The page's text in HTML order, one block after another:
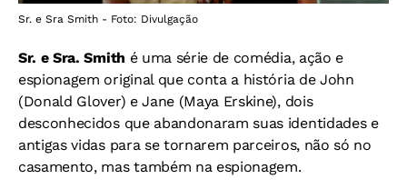
Sr. e Sra Smith - Foto: Divulgação
Sr. e Sra. Smith é uma série de comédia, ação e
espionagem original que conta a história de John
(Donald Glover) e Jane (Maya Erskine), dois
desconhecidos que abandonaram suas identidades e
antigas vidas para se tornarem parceiros, não só no
casamento, mas também na espionagem.